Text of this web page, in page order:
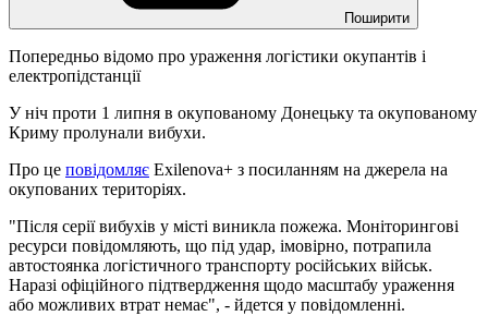
Поширити
Попередньо відомо про ураження логістики окупантів і
електропідстанції
У ніч проти 1 липня в окупованому Донецьку та окупованому
Криму пролунали вибухи.
Про це повідомляє Exilenova+ з посиланням на джерела на
окупованих територіях.
"Після серії вибухів у місті виникла пожежа. Моніторингові
ресурси повідомляють, що під удар, імовірно, потрапила
автостоянка логістичного транспорту російських військ.
Наразі офіційного підтвердження щодо масштабу ураження
або можливих втрат немає", - йдется у повідомленні.